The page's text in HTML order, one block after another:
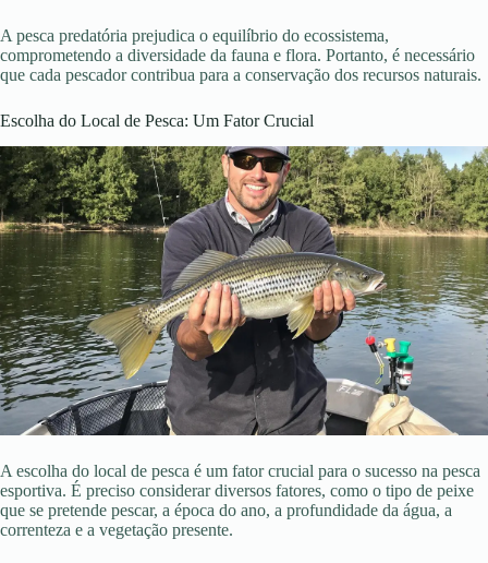
A pesca predatória prejudica o equilíbrio do ecossistema,
comprometendo a diversidade da fauna e flora. Portanto, é necessário
que cada pescador contribua para a conservação dos recursos naturais.
Escolha do Local de Pesca: Um Fator Crucial
A escolha do local de pesca é um fator crucial para o sucesso na pesca
esportiva. É preciso considerar diversos fatores, como o tipo de peixe
que se pretende pescar, a época do ano, a profundidade da água, a
correnteza e a vegetação presente.